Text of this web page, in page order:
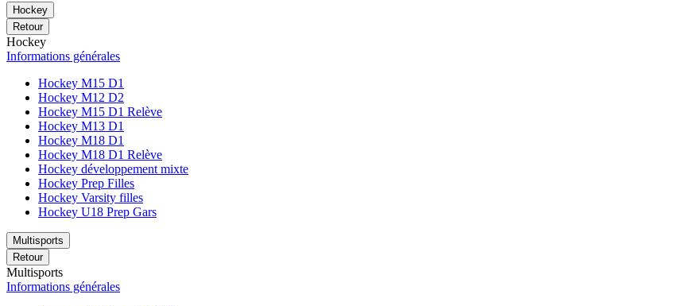
Hockey
Retour
Hockey
Informations générales
Hockey M15 D1
Hockey M12 D2
Hockey M15 D1 Relève
Hockey M13 D1
Hockey M18 D1
Hockey M18 D1 Relève
Hockey développement mixte
Hockey Prep Filles
Hockey Varsity filles
Hockey U18 Prep Gars
Multisports
Retour
Multisports
Informations générales